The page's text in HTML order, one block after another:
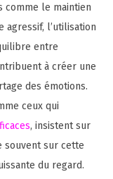
comme le maintien
agressif, l’utilisation
entre
à créer une
des émotions.
ceux qui
, insistent sur
souvent sur cette
du regard.